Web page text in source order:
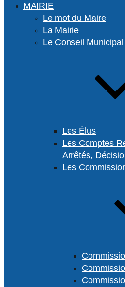
MAIRIE
Le mot du Maire
La Mairie
Le Conseil Municipal
Les Élus
Les Comptes
Arrêtés,
Les